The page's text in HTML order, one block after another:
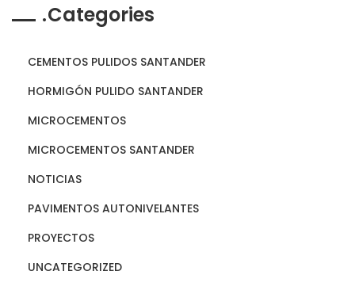
Categories
CEMENTOS PULIDOS SANTANDER
HORMIGÓN PULIDO SANTANDER
MICROCEMENTOS
MICROCEMENTOS SANTANDER
NOTICIAS
PAVIMENTOS AUTONIVELANTES
PROYECTOS
UNCATEGORIZED